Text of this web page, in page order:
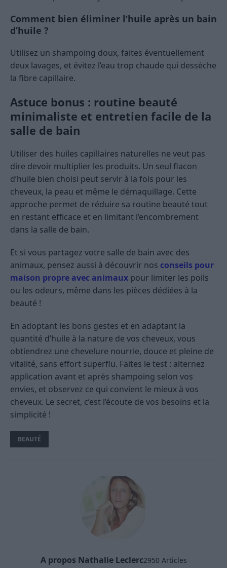
Comment bien éliminer l’huile après un bain
d’huile ?
Utilisez un shampoing doux, faites éventuellement
deux lavages, et évitez l’eau trop chaude qui dessèche
la fibre capillaire.
Astuce bonus : routine beauté
minimaliste et entretien facile de la
salle de bain
Utiliser des huiles capillaires naturelles ne veut pas
dire devoir multiplier les produits. Un seul flacon
d’huile bien choisi peut servir à la fois pour les
cheveux, la peau et même le démaquillage. Cette
approche permet de réduire sa routine beauté tout
en restant efficace et en limitant l’encombrement
dans la salle de bain.
Et si vous partagez votre salle de bain avec des
animaux, pensez aussi à découvrir nos conseils pour
maison propre avec animaux pour limiter les poils
ou les odeurs, même dans les pièces dédiées à la
beauté !
En adoptant les bons gestes et en adaptant la
quantité d’huile à la nature de vos cheveux, vous
obtiendrez une chevelure nourrie, douce et pleine de
vitalité, sans effort superflu. Faites le test : alternez
application avant et après shampoing selon vos
envies, et observez ce qui convient le mieux à vos
cheveux. Le secret, c’est l’écoute de vos besoins et la
simplicité !
BEAUTÉ
A propos Nathalie Leclerc2950 Articles